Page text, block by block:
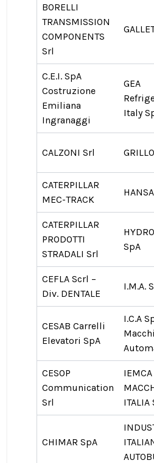
BORELLI
TRANSMISSION
COMPONENTS
Srl
C.E.I. SpA
Costruzione
Emiliana
Ingranaggi
GEA
Italy
CALZONI Srl
CATERPILLAR
MEC-TRACK
CATERPILLAR
PRODOTTI
STRADALI Srl
SpA
CEFLA Scrl –
Div. DENTALE
I.M.A.
CESAB Carrelli
Elevatori SpA
I.C.A
CESOP
Communication
Srl
ITALIA
CHIMAR SpA